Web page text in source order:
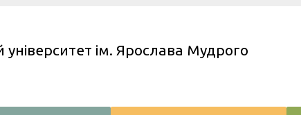
ім. Ярослава Мудрого